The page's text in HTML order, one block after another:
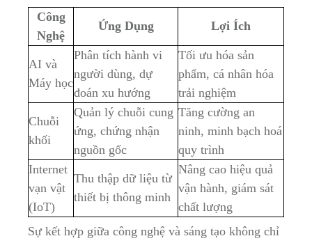
Công​
Nghệ
Ứng Dụng Lợi Ích
AI và
Máy học
Phân ⁤tích hành ‍vi
người ‌dùng, dự
đoán xu hướng
Tối ưu hóa sản⁤
phẩm, cá nhân hóa
trải nghiệm
Chuỗi
khối
Quản lý chuỗi cung
ứng, chứng nhận
nguồn gốc
Tăng cường ‍an‌
ninh, minh bạch hoá‌
quy trình
Internet
vạn vật
⁤(IoT)
Thu thập dữ liệu từ
thiết bị thông ⁤minh
Nâng cao hiệu quả
vận hành, giám​ sát
chất ​lượng
Sự ​kết ‌hợp‌ giữa công nghệ‌ và‍ sáng tạo không chỉ